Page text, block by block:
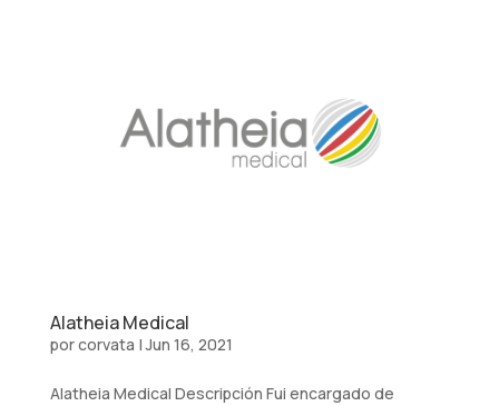
Alatheia Medical
porcorvata |Jun 16, 2021
Alatheia Medical Descripción Fui encargado de